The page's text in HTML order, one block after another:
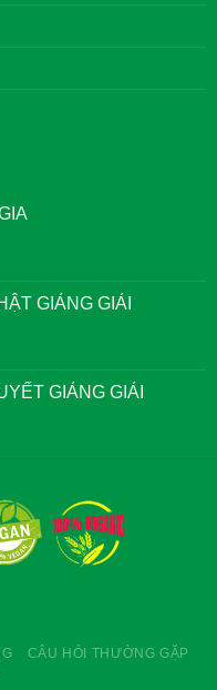
GIẢNG GIẢI
GIẢNG GIẢI
CÂU HỎI THƯỜNG GẶP